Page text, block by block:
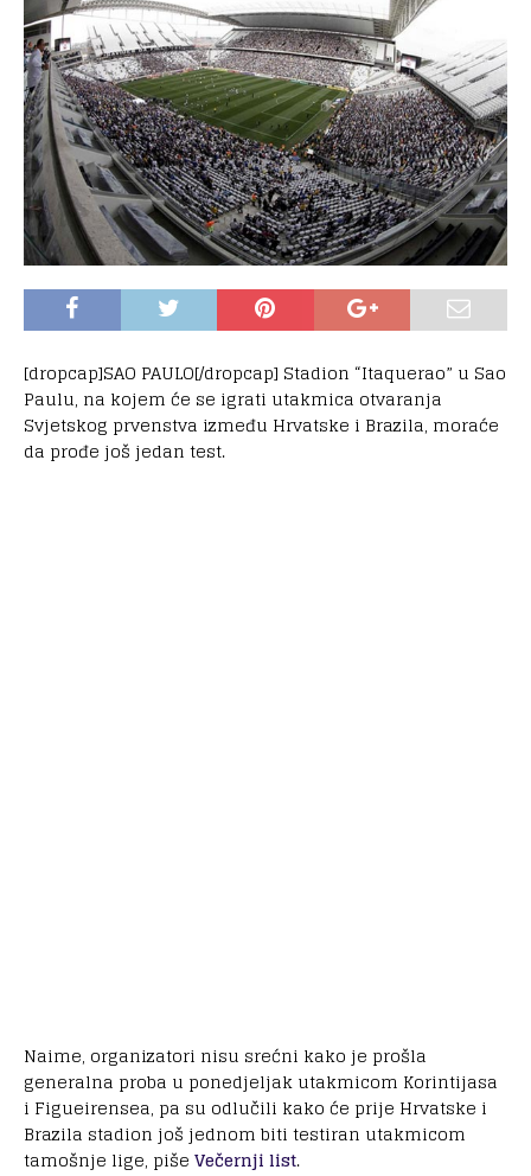
[dropcap]SAO PAULO[/dropcap] Stadion “Itaquerao” u Sao
Paulu, na kojem će se igrati utakmica otvaranja
Svjetskog prvenstva između Hrvatske i Brazila, moraće
da prođe još jedan test.
Naime, organizatori nisu srećni kako je prošla
generalna proba u ponedjeljak utakmicom Korintijasa
i Figueirensea, pa su odlučili kako će prije Hrvatske i
Brazila stadion još jednom biti testiran utakmicom
tamošnje lige, piše Večernji list.